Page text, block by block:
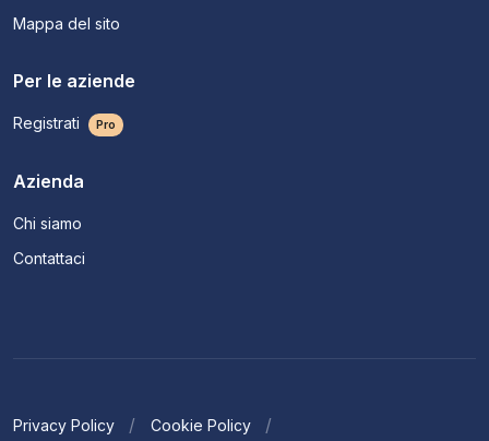
Mappa del sito
Per le aziende
Registrati Pro
Azienda
Chi siamo
Contattaci
Privacy Policy Cookie Policy